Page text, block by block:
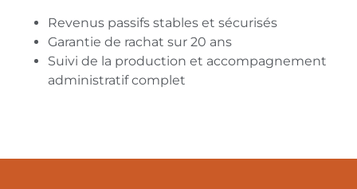
Revenus passifs stables et sécurisés
Garantie de rachat sur 20 ans
Suivi de la production et accompagnement
administratif complet